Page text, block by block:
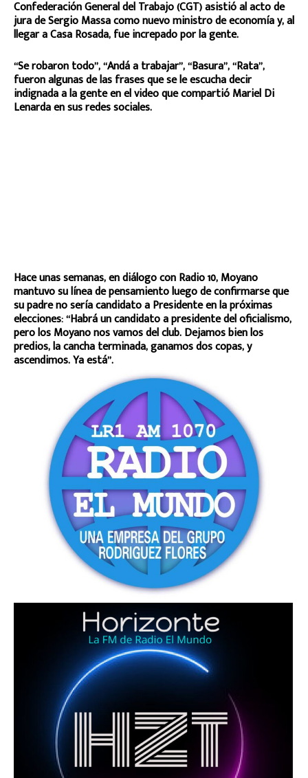
Confederación General del Trabajo (CGT) asistió al acto de
jura de Sergio Massa como nuevo ministro de economía y, al
llegar a Casa Rosada, fue increpado por la gente.
“Se robaron todo”, “Andá a trabajar”, “Basura”, “Rata”,
fueron algunas de las frases que se le escucha decir
indignada a la gente en el video que compartió Mariel Di
Lenarda en sus redes sociales.
Hace unas semanas, en diálogo con Radio 10, Moyano
mantuvo su línea de pensamiento luego de confirmarse que
su padre no sería candidato a Presidente en la próximas
elecciones: “Habrá un candidato a presidente del oficialismo,
pero los Moyano nos vamos del club. Dejamos bien los
predios, la cancha terminada, ganamos dos copas, y
ascendimos. Ya está”.